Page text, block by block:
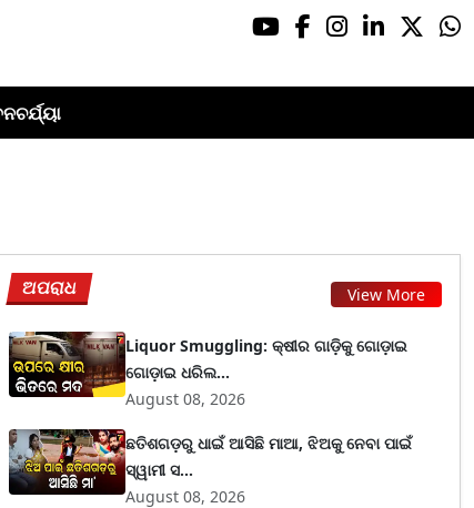
ଅପରାଧ View More
Liquor Smuggling: କ୍ଷୀର ଗାଡ଼ିକୁ ଗୋଡ଼ାଇ
ଗୋଡ଼ାଇ ଧରିଲ...
August 08, 2026
ଛତିଶଗଡ଼ରୁ ଧାଇଁ ଆସିଛି ମାଆ, ଝିଅକୁ ନେବା ପାଇଁ
ସ୍ୱାମୀ ସ...
August 08, 2026